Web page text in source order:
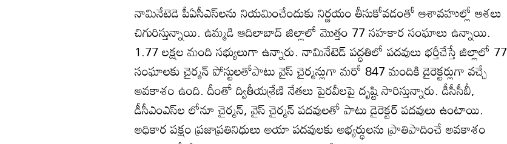
నామినేటెడె పీఏసీఎస్‌లను నియమించేందుకు నిర్ణయం తీసుకోవడంతో ఆశావహుల్లో ఆశలు
చిగురిస్తున్నాయి. ఉమ్మడి ఆదిలాబాద్‌ జిల్లాలో మొత్తం 77 సహకార సంఘాలు ఉన్నాయి.
1.77 లక్షల మంది సభ్యులుగా ఉన్నారు. నామినేటెడ్‌ పద్ధతిలో పదవులు భర్తీచేస్తే జిల్లాలో 77
సంఘాలకు చైర్మన్‌ పోస్టులతోపాటు వైస్‌ చైర్మన్లుగా మరో 847 మందికి డైరెక్టర్లుగా వచ్చే
అవకాశం ఉంది. దీంతో ద్వితీయశ్రేణి నేతలు పైరవీలపై దృష్టి సారిస్తున్నారు. డీసీసీబీ,
డీసీఎంఎస్‌ల లోనూ చైర్మన్‌, వైస్‌ చైర్మన్‌ పదవులతో పాటు డైరెక్టర్‌ పదవులు ఉంటాయి.
అధికార పక్షం ప్రజాప్రతినిధులు అయా పదవులకు అభ్యర్థులను ప్రాతిపాదించే అవకాశం